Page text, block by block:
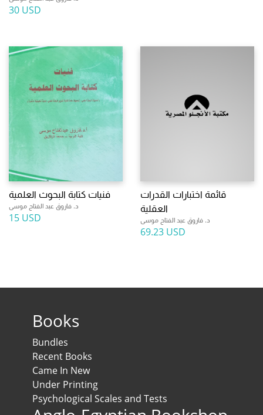
30 USD
فنيات كتابة البحوث العلمية
د. فاروق عبد الفتاح موسى
15 USD
قائمة اختبارات القدرات
العقلية
د. فاروق عبد الفتاح موسى
69.23 USD
Books
Bundles
Recent Books
Came In New
Under Printing
Psychological Scales and Tests